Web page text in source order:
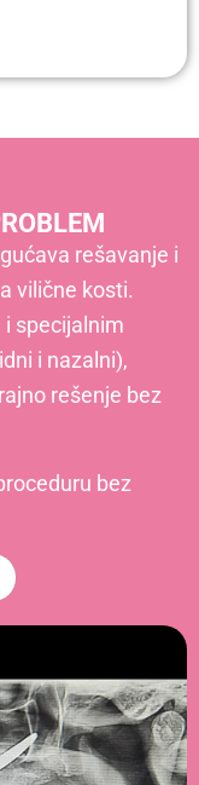
rešavanje i
vilične kosti.
specijalnim
i nazalni),
rešenje bez
bez